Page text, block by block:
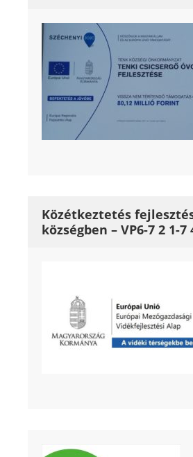
Közétkeztetés
községben – VP6-7 2 1-7